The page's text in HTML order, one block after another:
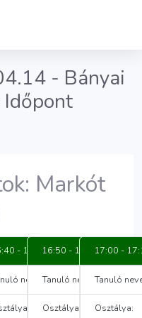
- Bányai
Időpont
Markót
- 16:50
neve:
16:50 - 17:00
Tanuló neve:
Osztálya:
17:00 -
Tanuló
Osztálya: